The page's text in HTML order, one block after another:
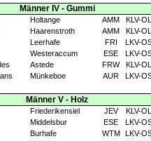
Männer IV - Gummi
Holtange AMM
KLV-OL
Haarenstroth AMM
KLV-OL
Leerhafe FRI
LKV-
Westeraccum ESE
LKV-
Astede FRW
KLV-OL
Münkeboe AUR LKV-
Männer V - Holz
Friederikensiel JEV
KLV-OL
Middelsbur ESE
LKV-
Burhafe WTM
LKV-